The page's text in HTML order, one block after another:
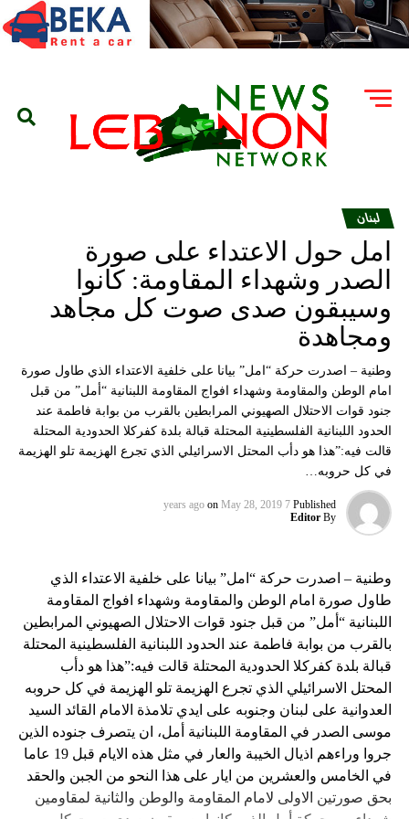
لبنان
امل حول الاعتداء على صورة
الصدر وشهداء المقاومة: كانوا
وسيبقون صدى صوت كل مجاهد
ومجاهدة
وطنية – اصدرت حركة “امل” بيانا على خلفية الاعتداء الذي طاول صورة
امام الوطن والمقاومة وشهداء افواج المقاومة اللبنانية “أمل” من قبل
جنود قوات الاحتلال الصهيوني المرابطين بالقرب من بوابة فاطمة عند
الحدود اللبنانية الفلسطينية المحتلة قبالة بلدة كفركلا الحدودية المحتلة
قالت فيه:”هذا هو دأب المحتل الاسرائيلي الذي تجرع الهزيمة تلو الهزيمة
في كل حروبه…
Published
7 years ago
on May 28, 2019
By
Editor
وطنية – اصدرت حركة “امل” بيانا على خلفية الاعتداء الذي
طاول صورة امام الوطن والمقاومة وشهداء افواج المقاومة
اللبنانية “أمل” من قبل جنود قوات الاحتلال الصهيوني المرابطين
بالقرب من بوابة فاطمة عند الحدود اللبنانية الفلسطينية المحتلة
قبالة بلدة كفركلا الحدودية المحتلة قالت فيه:”هذا هو دأب
المحتل الاسرائيلي الذي تجرع الهزيمة تلو الهزيمة في كل حروبه
العدوانية على لبنان وجنوبه على ايدي تلامذة الامام القائد السيد
موسى الصدر في المقاومة اللبنانية أمل، ان يتصرف جنوده الذين
جروا وراءهم اذيال الخيبة والعار في مثل هذه الايام قبل 19 عاما
في الخامس والعشرين من ايار على هذا النحو من الجبن والحقد
بحق صورتين الاولى لامام المقاومة والوطن والثانية لمقاومين